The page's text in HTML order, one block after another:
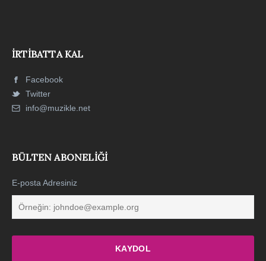
İRTIBATTA KAL
Facebook
Twitter
info@muzikle.net
BÜLTEN ABONELIĞI
E-posta Adresiniz